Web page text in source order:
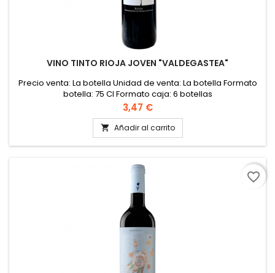
VINO TINTO RIOJA JOVEN "VALDEGASTEA"
Precio venta: La botella Unidad de venta: La botella Formato
botella: 75 Cl Formato caja: 6 botellas
Precio
3,47 €
 Añadir al carrito
favorite_border